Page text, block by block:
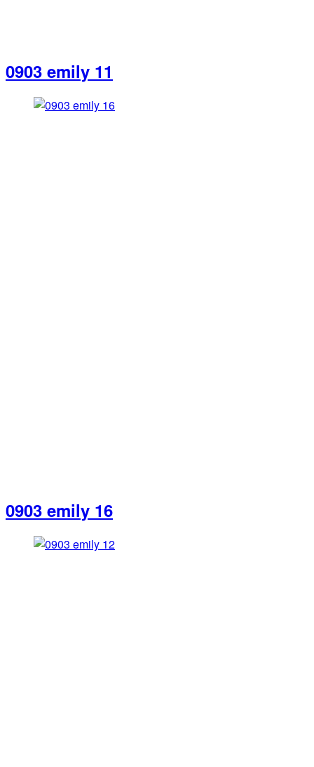
0903 emily 11
0903 emily 16